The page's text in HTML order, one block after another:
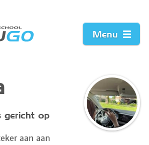
Menu
gericht op
aan aan